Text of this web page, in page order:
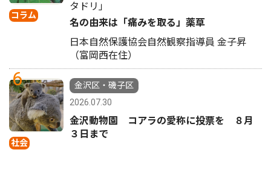
コラム
タドリ」
名の由来は「痛みを取る」薬草
日本自然保護協会自然観察指導員 金子昇
（富岡西在住）
6
社会
金沢区・磯子区
2026.07.30
金沢動物園 コアラの愛称に投票を ８月
３日まで